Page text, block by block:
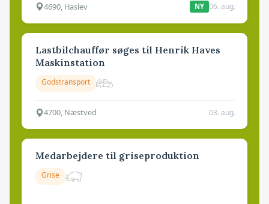
4690, Haslev NY 06. aug.
Lastbilchauffør søges til Henrik Haves
Maskinstation
Godstransport
4700, Næstved 03. aug.
Medarbejdere til griseproduktion
Grise